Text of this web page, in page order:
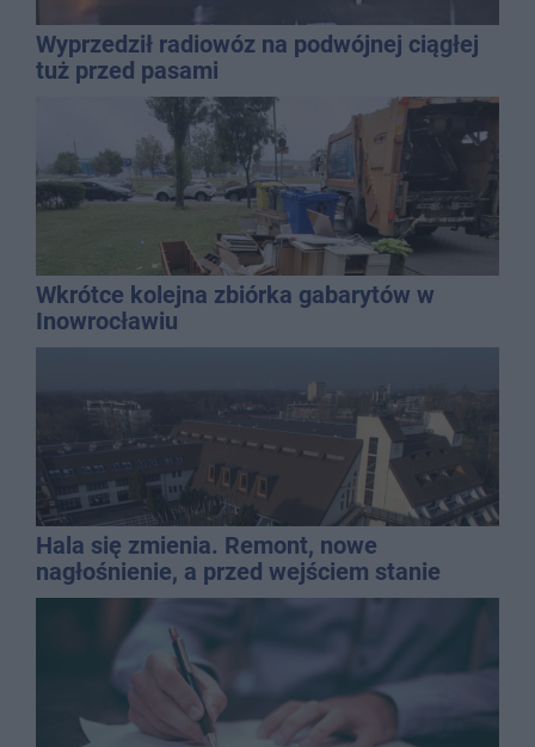
Wyprzedził radiowóz na podwójnej ciągłej
tuż przed pasami
Wkrótce kolejna zbiórka gabarytów w
Inowrocławiu
Hala się zmienia. Remont, nowe
nagłośnienie, a przed wejściem stanie
QEMETICA ARENA